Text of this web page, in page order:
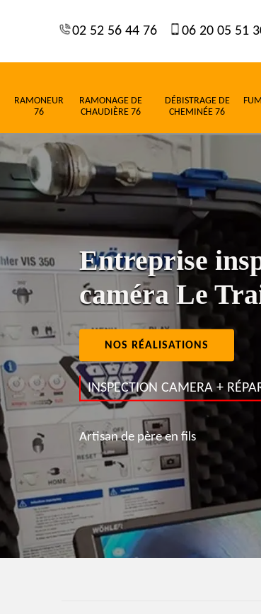
02 52 56 44 76 06 20 05 51
RAMONEUR
76
RAMONAGE DE
CHAUDIÈRE 76
DÉBISTRAGE DE
CHEMINÉE 76
Entreprise
caméra Le
NOS RÉALISATIONS
INSPECTION CAMERA +
Artisan de père en fils